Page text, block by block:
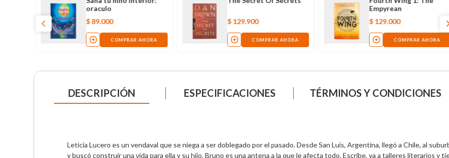
oraculo
$89.000
COMPRAR AHORA
$129.900
COMPRAR AHORA
Empyrean
$ 129.000
COMPRAR AHORA
DESCRIPCIÓN ESPECIFICACIONES TÉRMINOS Y CONDICIONES
Leticia Lucero es un vendaval que se niega a ser doblegado por el pasado. Desde San Luis, Argentina, llegó a Chile, al
y buscó construir una vida para ella y su hijo. Bruno es una antena a la que le afecta todo. Escribe, va a talleres literarios y